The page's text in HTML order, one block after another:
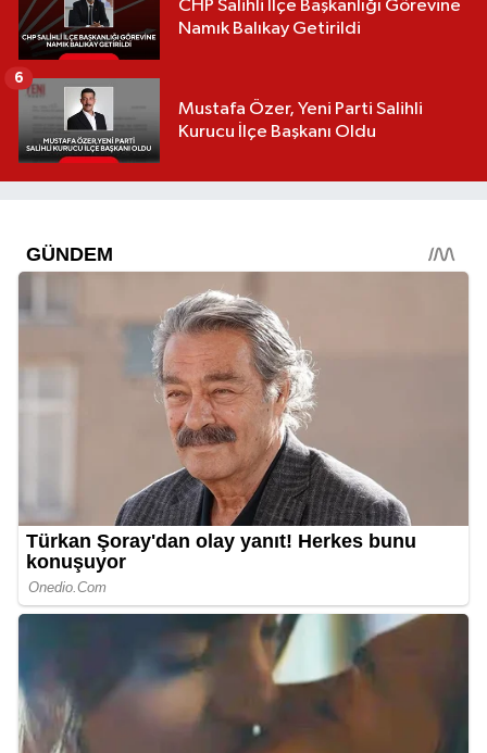
CHP Salihli İlçe Başkanlığı Görevine
Namık Balıkay Getirildi
Mustafa Özer, Yeni Parti Salihli
Kurucu İlçe Başkanı Oldu
6